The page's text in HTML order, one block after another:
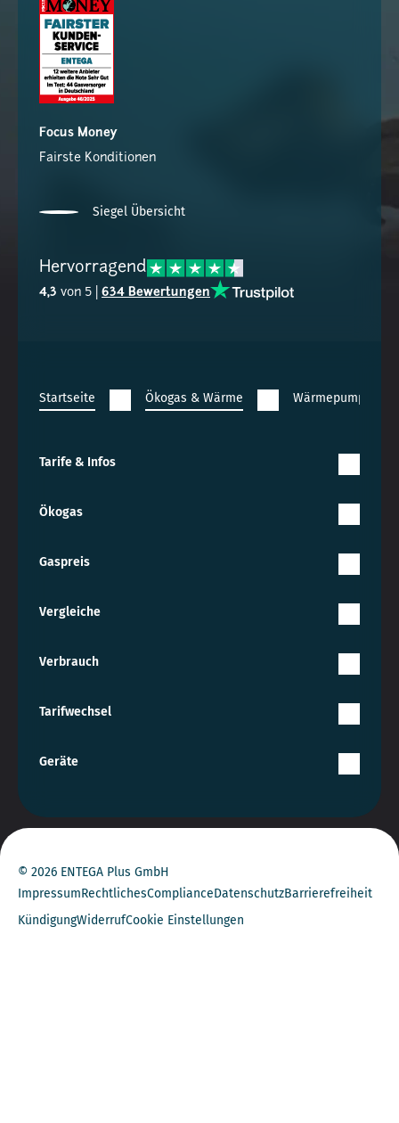
Focus Money
Fairste Konditionen
Siegel Übersicht
Hervorragend
4,3 von 5 | 634 Bewertungen
Startseite Ökogas & Wärme Wärmepumpe
Tarife & Infos
Ökogas
Gaspreis
Vergleiche
Verbrauch
Tarifwechsel
Geräte
© 2026 ENTEGA Plus GmbH
ImpressumRechtlichesComplianceDatenschutzBarrierefreiheit
KündigungWiderrufCookie Einstellungen